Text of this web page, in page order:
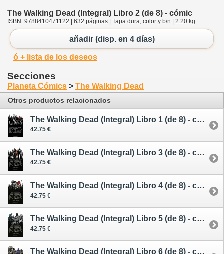
The Walking Dead (Integral) Libro 2 (de 8) - cómic
ISBN: 9788410471122 | 632 páginas | Tapa dura, color y b/n | 2.20 kg
añadir (disp. en 4 días)
ó + lista de los deseos
Secciones
Planeta Cómics > The Walking Dead
Otros productos relacionados
The Walking Dead (Integral) Libro 1 (de 8) - cómic
42.75 €
The Walking Dead (Integral) Libro 3 (de 8) - cómic
42.75 €
The Walking Dead (Integral) Libro 4 (de 8) - cómic
42.75 €
The Walking Dead (Integral) Libro 5 (de 8) - cómic
42.75 €
The Walking Dead (Integral) Libro 6 (de 8) - cómic - The Walking Dead (Integral) Libro 5 (de 8) - cómic